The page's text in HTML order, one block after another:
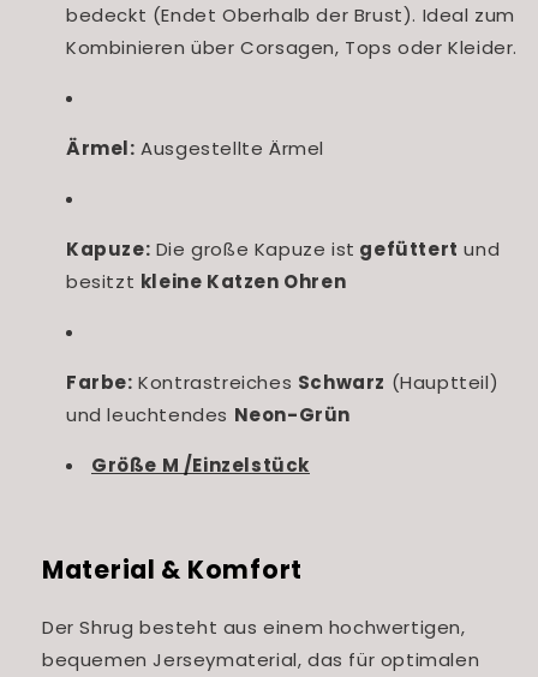
bedeckt (Endet Oberhalb der Brust). Ideal zum
Kombinieren über Corsagen, Tops oder Kleider.
Ärmel: Ausgestellte Ärmel
Kapuze: Die große Kapuze ist gefüttert und
besitzt kleine Katzen Ohren
Farbe: Kontrastreiches Schwarz (Hauptteil)
und leuchtendes Neon-Grün
Größe M /Einzelstück
Material & Komfort
Der Shrug besteht aus einem hochwertigen,
bequemen Jerseymaterial, das für optimalen